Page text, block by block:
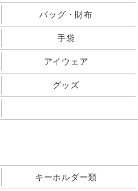
バッグ・財布
手袋
アイウェア
グッズ
キーホルダー類